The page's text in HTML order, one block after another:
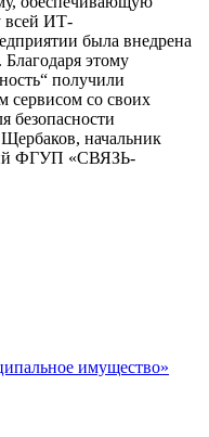
всей ИТ-
была внедрена
Благодаря этому
получили
сервисом со своих
безопасности
начальник
ФГУП «СВЯЗЬ-
имущество»